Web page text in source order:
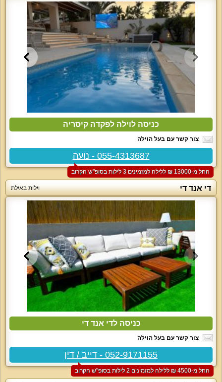
כניסה לוילה לפקדה קיסריה
צור קשר עם בעל הוילה
055-4313687 - נועה
החל מ-‏13000 ₪ ללילה למזמינים 3 לילות בסופ"ש הקרוב
די אנד די וילות באילת
כניסה לדי אנד די
צור קשר עם בעל הוילה
052-9171155 - דייב / דין
החל מ-‏4500 ₪ ללילה למזמינים 2 לילות בסופ"ש הקרוב